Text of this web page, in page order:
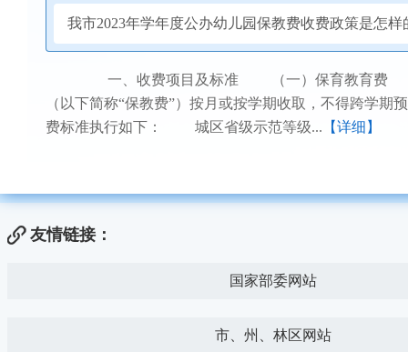
我市2023年学年度公办幼儿园保教费收费政策是怎样
一、收费项目及标准 （一）保育教育费
（以下简称“保教费”）按月或按学期收取，不得跨学期
费标准执行如下： 城区省级示范等级... 【详细】
友情链接：
国家部委网站
市、州、林区网站